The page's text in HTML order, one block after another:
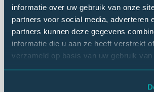
informatie over uw gebruik van onze
partners voor social media, adverteren
partners kunnen deze gegevens
informatie die u aan ze heeft verstrekt
verzameld op basis van uw gebruik
Luisteronderzoek
eNPS